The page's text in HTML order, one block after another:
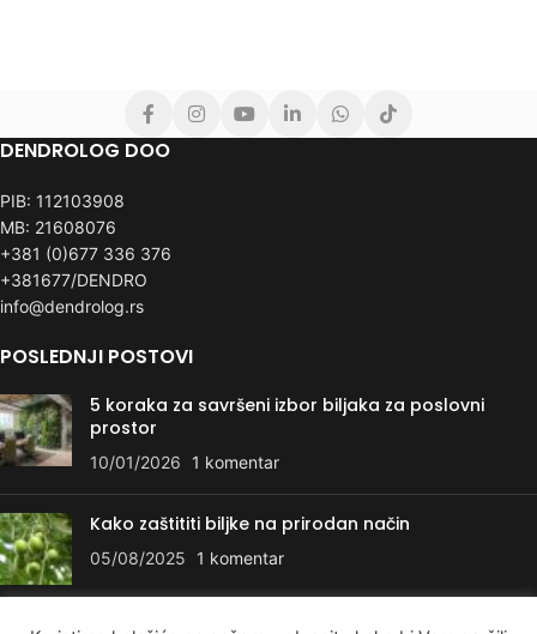
DENDROLOG DOO
PIB: 112103908
MB: 21608076
+381 (0)677 336 376
+381677/DENDRO
info@dendrolog.rs
POSLEDNJI POSTOVI
5 koraka za savršeni izbor biljaka za poslovni
prostor
10/01/2026 1 komentar
Kako zaštititi biljke na prirodan način
05/08/2025 1 komentar